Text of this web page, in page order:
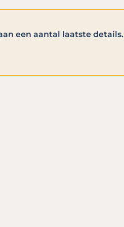
een aantal laatste details.